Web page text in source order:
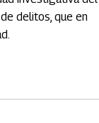
delitos, que en